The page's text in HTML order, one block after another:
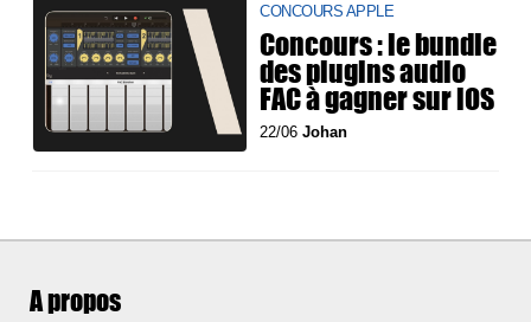
CONCOURS APPLE
Concours : le bundle
des plugins audio
FAC à gagner sur iOS
22/06Johan
A propos